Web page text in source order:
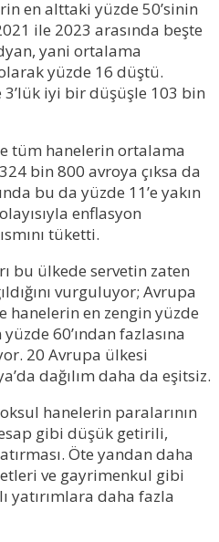
en alttaki yüzde 50’sinin
ile 2023 arasında beşte
yani ortalama
yüzde 16 düştü.
iyi bir düşüşle 103 bin
tüm hanelerin ortalama
bin 800 avroya çıksa da
bu da yüzde 11’e yakın
enflasyon
tüketti.
bu ülkede servetin zaten
vurguluyor; Avrupa
hanelerin en zengin yüzde
60’ından fazlasına
20 Avrupa ülkesi
dağılım daha da eşitsiz.
hanelerin paralarının
gibi düşük getirili,
Öte yandan daha
ve gayrimenkul gibi
yatırımlara daha fazla